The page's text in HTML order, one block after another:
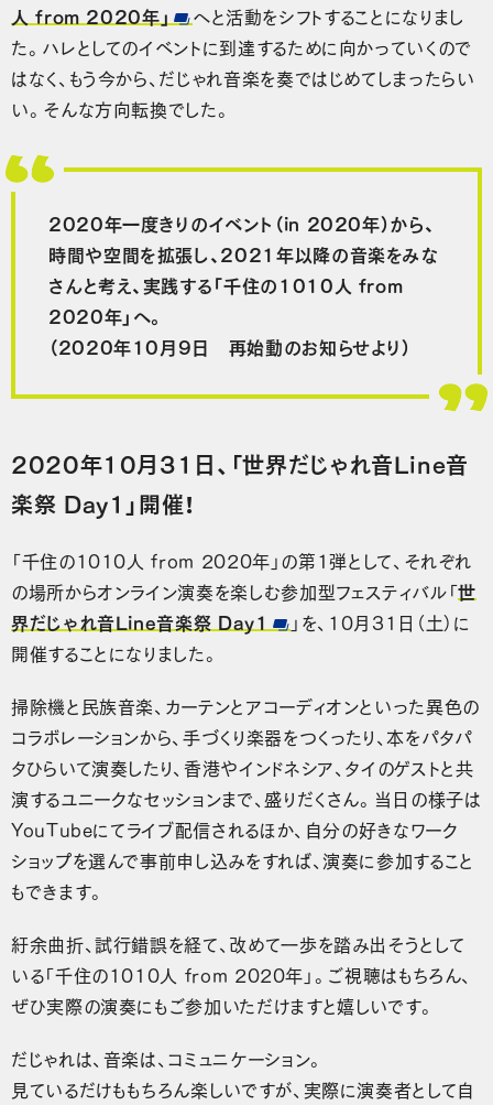
人 from 2020年」
へと活動をシフトすることになりまし
た。ハレとしてのイベントに到達するために向かっていくので
はなく、もう今から、だじゃれ音楽を奏ではじめてしまったらい
い。そんな方向転換でした。
2020年一度きりのイベント（in 2020年）から、
時間や空間を拡張し、2021年以降の音楽をみな
さんと考え、実践する「千住の1010人 from
2020年」へ。
（2020年10月9日 再始動のお知らせより）
2020年10月31日、「世界だじゃれ音Line音
楽祭 Day1」開催！
「千住の1010人 from 2020年」の第1弾として、それぞれ
の場所からオンライン演奏を楽しむ参加型フェスティバル「世
界だじゃれ音Line音楽祭 Day1
」を、10月31日（土）に
開催することになりました。
掃除機と民族音楽、カーテンとアコーディオンといった異色の
コラボレーションから、手づくり楽器をつくったり、本をパタパ
タひらいて演奏したり、香港やインドネシア、タイのゲストと共
演するユニークなセッションまで、盛りだくさん。当日の様子は
YouTubeにてライブ配信されるほか、自分の好きなワーク
ショップを選んで事前申し込みをすれば、演奏に参加すること
もできます。
紆余曲折、試行錯誤を経て、改めて一歩を踏み出そうとして
いる「千住の1010人 from 2020年」。ご視聴はもちろん、
ぜひ実際の演奏にもご参加いただけますと嬉しいです。
だじゃれは、音楽は、コミュニケーション。
見ているだけももちろん楽しいですが、実際に演奏者として自